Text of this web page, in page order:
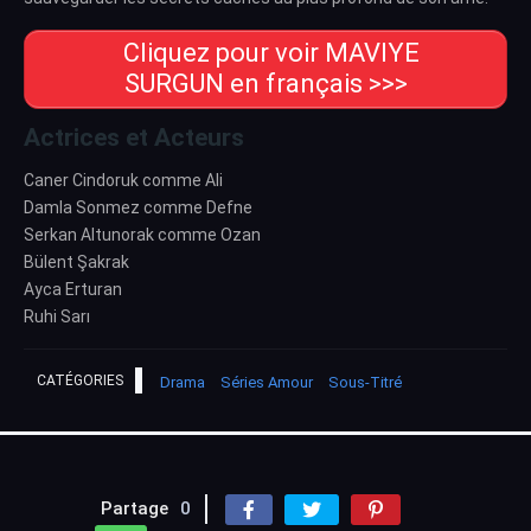
Cliquez pour voir MAVIYE
SURGUN en français >>>
Actrices et Acteurs
Caner Cindoruk comme Ali
Damla Sonmez comme Defne
Serkan Altunorak comme Ozan
Bülent Şakrak
Ayca Erturan
Ruhi Sarı
CATÉGORIES Drama Séries Amour Sous-Titré
Partage 0